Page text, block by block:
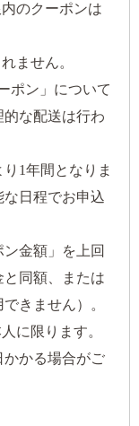
のクーポンは
ません。
ポン」について
な配送は行わ
1年間となりま
日程でお申込
金額」を上回
同額、または
きません）。
に限ります。
かる場合がご